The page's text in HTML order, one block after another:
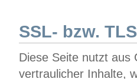
SSL- bzw.
Diese Seite nutzt aus
vertraulicher Inhalte,